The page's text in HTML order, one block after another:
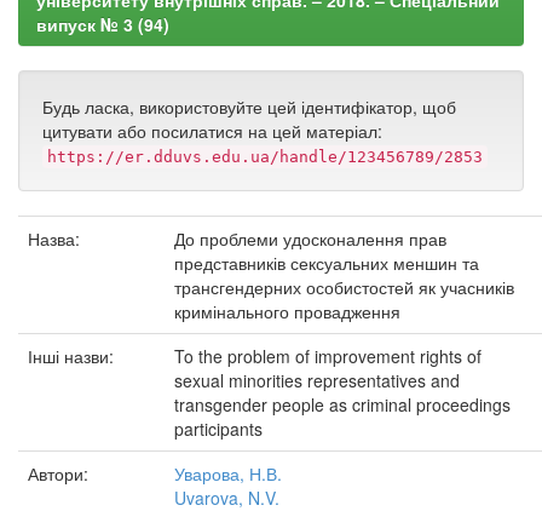
випуск № 3 (94)
Будь ласка, використовуйте цей ідентифікатор, щоб
цитувати або посилатися на цей матеріал:
https://er.dduvs.edu.ua/handle/123456789/2853
Назва:
До проблеми удосконалення прав
представників сексуальних меншин та
трансгендерних особистостей як учасників
кримінального провадження
Інші назви:
To the problem of improvement rights of
sexual minorities representatives and
transgender people as criminal proceedings
participants
Автори:
Уварова, Н.В.
Uvarova, N.V.